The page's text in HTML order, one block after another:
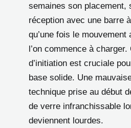
semaines son placement,
réception avec une barre
qu’une fois le mouvement
l’on commence à
d’initiation est cruciale
base solide. Une
technique prise au début
de verre infranchissable
deviennent lourdes.